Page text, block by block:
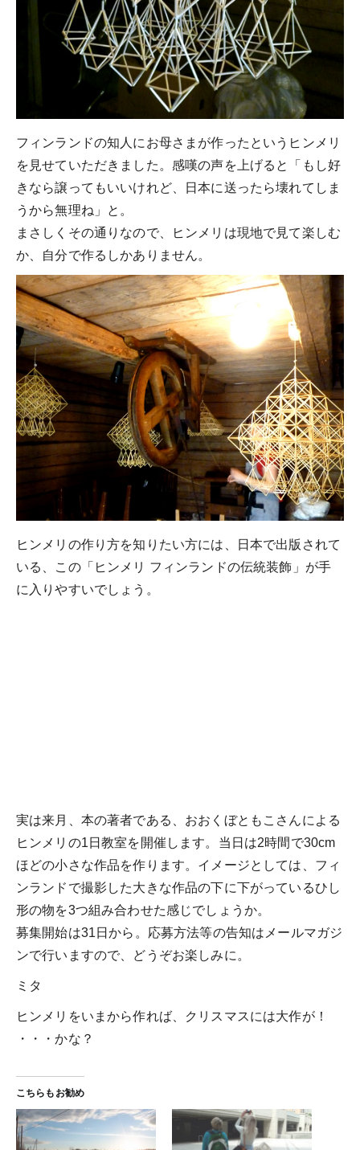
フィンランドの知人にお母さまが作ったというヒンメリ
を見せていただきました。感嘆の声を上げると「もし好
きなら譲ってもいいけれど、日本に送ったら壊れてしま
うから無理ね」と。
まさしくその通りなので、ヒンメリは現地で見て楽しむ
か、自分で作るしかありません。
ヒンメリの作り方を知りたい方には、日本で出版されて
いる、この「ヒンメリ フィンランドの伝統装飾」が手
に入りやすいでしょう。
実は来月、本の著者である、おおくぼともこさんによる
ヒンメリの1日教室を開催します。当日は2時間で30cm
ほどの小さな作品を作ります。イメージとしては、フィ
ンランドで撮影した大きな作品の下に下がっているひし
形の物を3つ組み合わせた感じでしょうか。
募集開始は31日から。応募方法等の告知はメールマガジ
ンで行いますので、どうぞお楽しみに。
ミタ
ヒンメリをいまから作れば、クリスマスには大作が！
・・・かな？
こちらもお勧め